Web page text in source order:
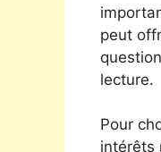
peut
lecture.
Pour
intérêts